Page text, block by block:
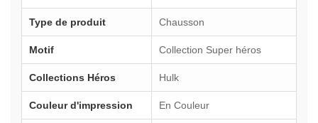
Type de produit Chausson
Motif Collection Super héros
Collections Héros Hulk
Couleur d'impression En Couleur